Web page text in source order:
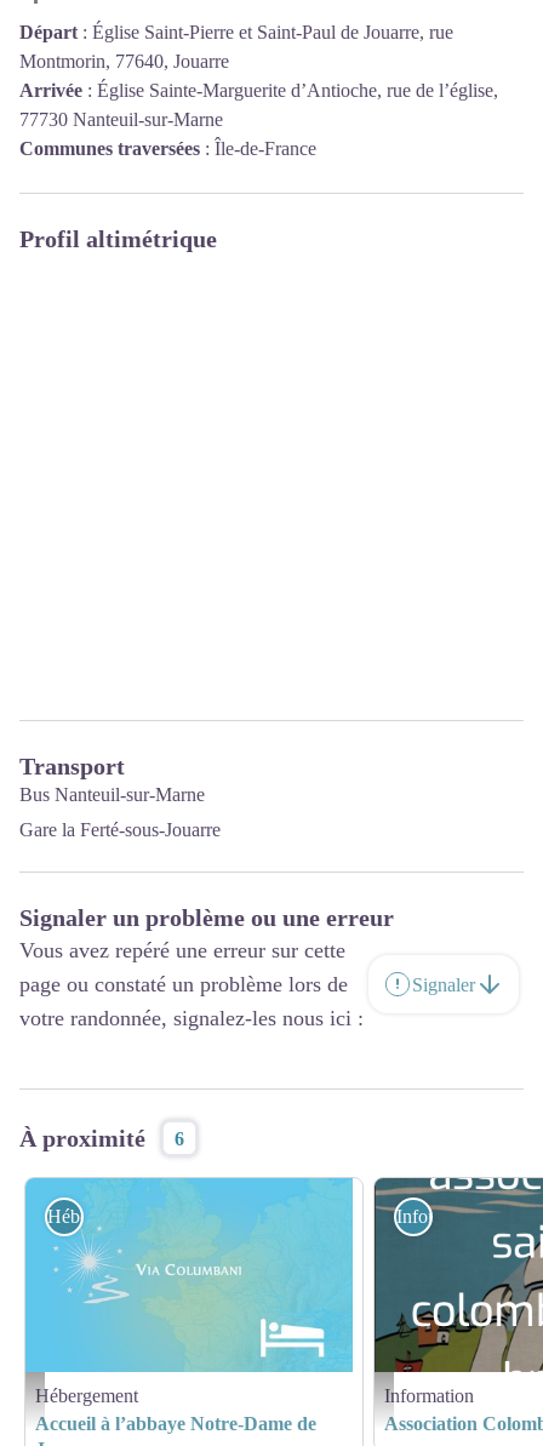
Départ : Église Saint-Pierre et Saint-Paul de Jouarre, rue
Montmorin, 77640, Jouarre
Arrivée : Église Sainte-Marguerite d’Antioche, rue de l’église,
77730 Nanteuil-sur-Marne
Communes traversées : Île-de-France
Profil altimétrique
Transport
Bus Nanteuil-sur-Marne
Gare la Ferté-sous-Jouarre
Signaler un problème ou une erreur
Vous avez repéré une erreur sur cette
page ou constaté un problème lors de
votre randonnée, signalez-les nous ici :
Signaler
À proximité 6
Hébergement - Via Columbani
Hébergement
Hébergement
Accueil à l’abbaye Notre-Dame de
Amis St Colomban
Information
Information
Association